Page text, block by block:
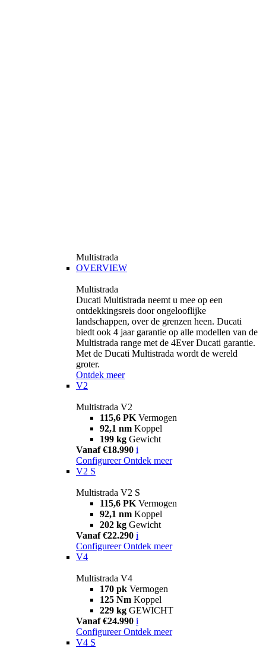
Multistrada
OVERVIEW
Multistrada
Ducati Multistrada neemt u mee op een
ontdekkingsreis door ongelooflijke
landschappen, over de grenzen heen. Ducati
biedt ook 4 jaar garantie op alle modellen van de
Multistrada range met de 4Ever Ducati garantie.
Met de Ducati Multistrada wordt de wereld
groter.
Ontdek meer
V2
Multistrada V2
115,6 PK Vermogen
92,1 nm Koppel
199 kg Gewicht
Vanaf €18.990 i
Configureer Ontdek meer
V2 S
Multistrada V2 S
115,6 PK Vermogen
92,1 nm Koppel
202 kg Gewicht
Vanaf €22.290 i
Configureer Ontdek meer
V4
Multistrada V4
170 pk Vermogen
125 Nm Koppel
229 kg GEWICHT
Vanaf €24.990 i
Configureer Ontdek meer
V4 S